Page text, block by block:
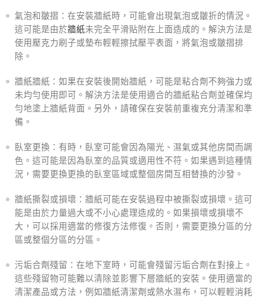
氣泡和皺摺：在安裝牆紙時，可能會出現氣泡或皺折的情況。
這可能是由於牆紙未完全平滑貼附在上面造成的。解決方法是
使用壓克力刷子或墊布輕輕擦拭壓平表面，將氣泡或皺摺排
除。
牆紙牆紙：如果在安裝後開始牆紙，可能是粘合劑不夠強力或
未均勻使用即可。解決方法是使用適合的牆紙粘合劑並確保均
勻地塗上牆紙背面。另外，請確保在安裝前重複充分清潔和準
備。
臥室更換：有時，臥室可能會因為陽光、濕氣或其他房間而調
色。這可能是因為臥室的品質或適用性不符。如果遇到這種情
況，需要更換更換的臥室區域或整個房間互相替換的沙發。
牆紙撕裂或損壞：牆紙可能在安裝過程中被撕裂或損壞。這可
能是由於力量過大或不小心處理造成的。如果損壞或損壞不
大，可以採用適當的修復方法修復。否則，需要更換分區的分
區或整個分區的分區。
污垢合劑殘留：在地下室時，可能會殘留污垢合劑在對接上。
這些殘留物可能難以清除並影響下層牆紙的安裝。使用適當的
清潔產品或方法，例如牆紙清潔劑或熱水濕布，可以輕輕消耗